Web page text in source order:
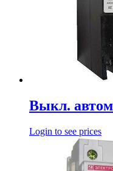
Выкл.
Login to see prices